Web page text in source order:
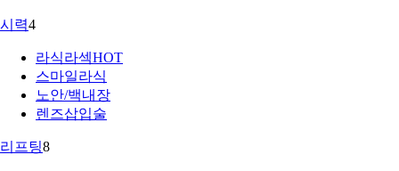
시력4
라식라섹HOT
스마일라식
노안/백내장
렌즈삽입술
리프팅8